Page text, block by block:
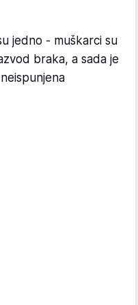
jedno - muškarci su
braka, a sada je